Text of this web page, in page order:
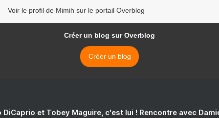
Voir le profil de Mimih sur le portail Overblog
Créer un blog sur Overblog
Créer un blog
DiCaprio et Tobey Maguire, c'est lui ! Rencontre avec